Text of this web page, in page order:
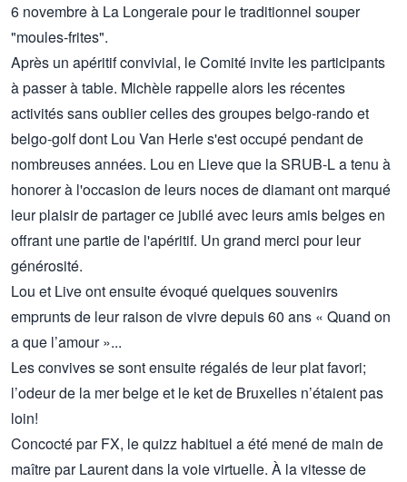
6 novembre à La Longeraie pour le traditionnel souper
"moules-frites".
Après un apéritif convivial, le Comité invite les participants
à passer à table. Michèle rappelle alors les récentes
activités sans oublier celles des groupes belgo-rando et
belgo-golf dont Lou Van Herle s'est occupé pendant de
nombreuses années. Lou en Lieve que la SRUB-L a tenu à
honorer à l'occasion de leurs noces de diamant ont marqué
leur plaisir de partager ce jubilé avec leurs amis belges en
offrant une partie de l'apéritif. Un grand merci pour leur
générosité.
Lou et Live ont ensuite évoqué quelques souvenirs
emprunts de leur raison de vivre depuis 60 ans « Quand on
a que l’amour »...
Les convives se sont ensuite régalés de leur plat favori;
l’odeur de la mer belge et le ket de Bruxelles n’étaient pas
loin!
Concocté par FX, le quizz habituel a été mené de main de
maître par Laurent dans la voie virtuelle. À la vitesse de